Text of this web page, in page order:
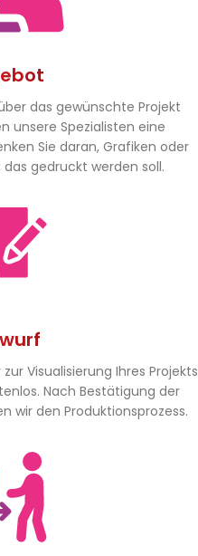
das gewünschte Projekt
unsere Spezialisten eine
Sie daran, Grafiken oder
gedruckt werden soll.
Visualisierung Ihres Projekts
Nach Bestätigung der
wir den Produktionsprozess.